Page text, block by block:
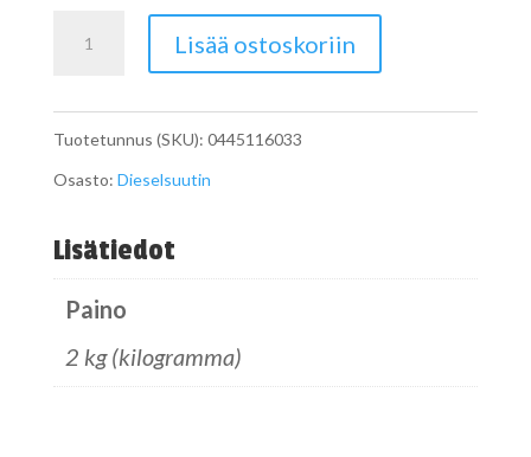
Dieselsuutin
0445116033
määrä
Lisää ostoskoriin
Tuotetunnus (SKU): 0445116033
Osasto: Dieselsuutin
Lisätiedot
Paino
2 kg (kilogramma)